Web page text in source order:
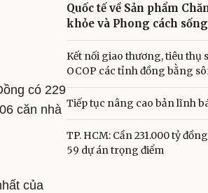
có 229
căn nhà
của
Quốc tế về Sản phẩm
khỏe và Phong cách sống
Kết nối giao thương, tiêu thụ
OCOP các tỉnh đồng bằng
Tiếp tục nâng cao bản lĩnh
TP. HCM: Cần 231.000 tỷ
59 dự án trọng điểm